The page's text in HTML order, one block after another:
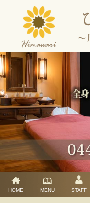
HOME MENU STAFF